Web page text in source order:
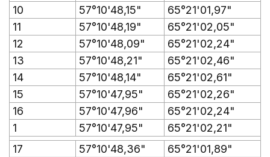
10
57°10'48,15"
65°21'01,97"
11
57°10'48,19"
65°21'02,05"
12
57°10'48,09"
65°21'02,24"
13
57°10'48,21"
65°21'02,46"
14
57°10'48,14"
65°21'02,61"
15
57°10'47,95"
65°21'02,26"
16
57°10'47,96"
65°21'02,24"
1
57°10'47,95"
65°21'02,21"
17
57°10'48,36"
65°21'01,89"